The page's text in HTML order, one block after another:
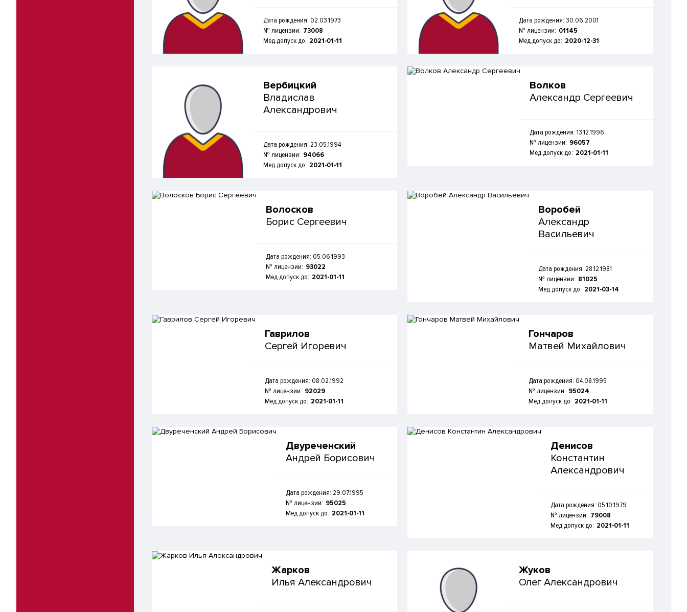
Дата рождения: 02.03.1973
№ лицензии: 73008
Мед.допуск до: 2021-01-11
Дата рождения: 30.06.2001
№ лицензии: 01145
Мед.допуск до: 2020-12-31
Вербицкий
Владислав
Александрович
Дата рождения: 23.05.1994
№ лицензии: 94066
Мед.допуск до: 2021-01-11
Волков
Александр Сергеевич
Дата рождения: 13.12.1996
№ лицензии: 96057
Мед.допуск до: 2021-01-11
Волосков
Борис Сергеевич
Дата рождения: 05.06.1993
№ лицензии: 93022
Мед.допуск до: 2021-01-11
Воробей
Александр
Васильевич
Дата рождения: 28.12.1981
№ лицензии: 81025
Мед.допуск до: 2021-03-14
Гаврилов
Сергей Игоревич
Дата рождения: 08.02.1992
№ лицензии: 92029
Мед.допуск до: 2021-01-11
Гончаров
Матвей Михайлович
Дата рождения: 04.08.1995
№ лицензии: 95024
Мед.допуск до: 2021-01-11
Двуреченский
Андрей Борисович
Дата рождения: 29.07.1995
№ лицензии: 95025
Мед.допуск до: 2021-01-11
Денисов
Константин
Александрович
Дата рождения: 05.10.1979
№ лицензии: 79008
Мед.допуск до: 2021-01-11
Жарков
Илья Александрович
Жуков
Олег Александрович